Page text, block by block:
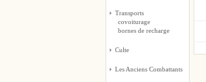
Transports
covoiturage
bornes de recharge
Culte
Les Anciens Combattants